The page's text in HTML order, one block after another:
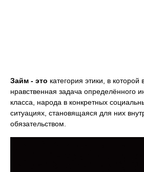
Займ - это категория этики, в которой
нравственная задача определённого
класса, народа в конкретных
ситуациях, становящаяся для них
обязательством.